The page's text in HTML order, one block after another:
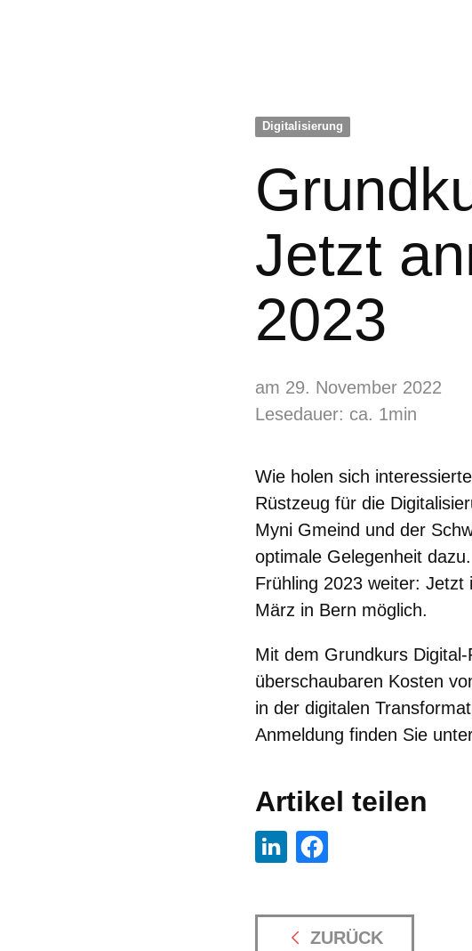
Digitalisierung
Jetzt
2023
am 29. November 2022
Lesedauer: ca. 1min
Wie holen sich
Rüstzeug für die
Myni Gmeind und der
optimale Gelegenheit
Frühling 2023 weiter:
März in Bern möglich.
Mit dem Grundkurs
überschaubaren Kosten
in der digitalen
Anmeldung finden Sie
Artikel teilen
ZURÜCK